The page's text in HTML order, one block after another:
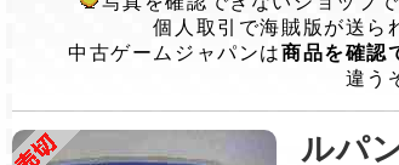
個人取引で海賊版が送ら
中古ゲームジャパンは商品を確認
違う
ルパ